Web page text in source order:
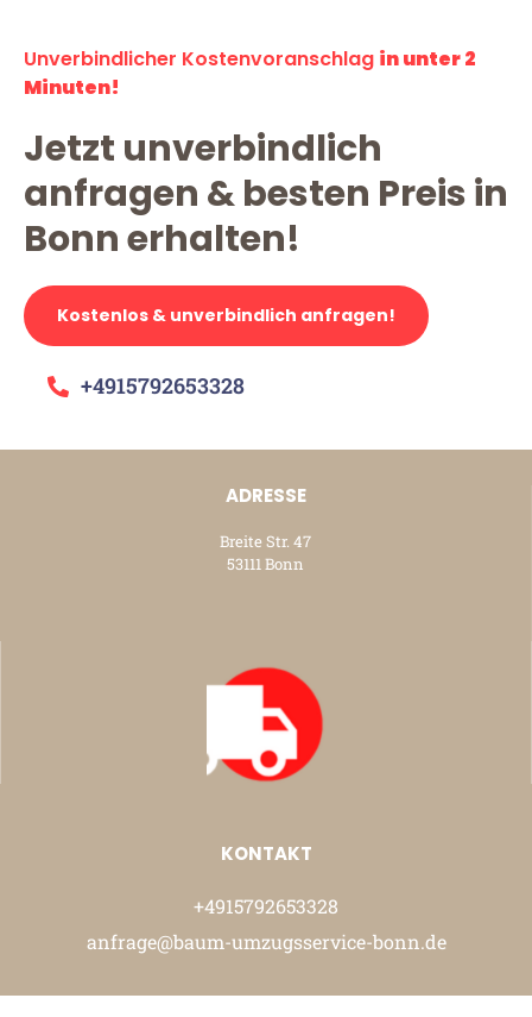
Unverbindlicher Kostenvoranschlag in unter 2
Minuten!
Jetzt unverbindlich
anfragen & besten Preis in
Bonn erhalten!
Kostenlos & unverbindlich anfragen!
+4915792653328
ADRESSE
Breite Str. 47
53111 Bonn
KONTAKT
+4915792653328
anfrage@baum-umzugsservice-bonn.de